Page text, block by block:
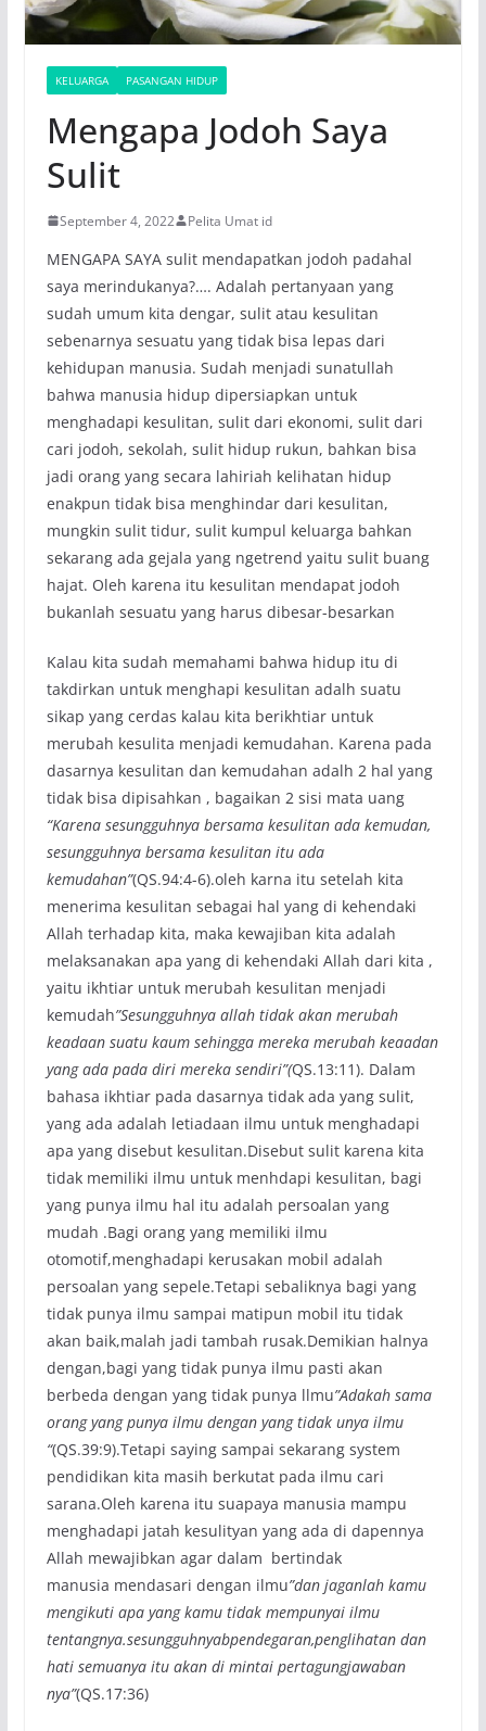
KELUARGA PASANGAN HIDUP
Mengapa Jodoh Saya
Sulit
September 4, 2022 Pelita Umat id
MENGAPA SAYA sulit mendapatkan jodoh padahal
saya merindukanya?…. Adalah pertanyaan yang
sudah umum kita dengar, sulit atau kesulitan
sebenarnya sesuatu yang tidak bisa lepas dari
kehidupan manusia. Sudah menjadi sunatullah
bahwa manusia hidup dipersiapkan untuk
menghadapi kesulitan, sulit dari ekonomi, sulit dari
cari jodoh, sekolah, sulit hidup rukun, bahkan bisa
jadi orang yang secara lahiriah kelihatan hidup
enakpun tidak bisa menghindar dari kesulitan,
mungkin sulit tidur, sulit kumpul keluarga bahkan
sekarang ada gejala yang ngetrend yaitu sulit buang
hajat. Oleh karena itu kesulitan mendapat jodoh
bukanlah sesuatu yang harus dibesar-besarkan
Kalau kita sudah memahami bahwa hidup itu di
takdirkan untuk menghapi kesulitan adalh suatu
sikap yang cerdas kalau kita berikhtiar untuk
merubah kesulita menjadi kemudahan. Karena pada
dasarnya kesulitan dan kemudahan adalh 2 hal yang
tidak bisa dipisahkan , bagaikan 2 sisi mata uang
“Karena sesungguhnya bersama kesulitan ada kemudan,
sesungguhnya bersama kesulitan itu ada
kemudahan”(QS.94:4-6).oleh karna itu setelah kita
menerima kesulitan sebagai hal yang di kehendaki
Allah terhadap kita, maka kewajiban kita adalah
melaksanakan apa yang di kehendaki Allah dari kita ,
yaitu ikhtiar untuk merubah kesulitan menjadi
kemudah”Sesungguhnya allah tidak akan merubah
keadaan suatu kaum sehingga mereka merubah keaadan
yang ada pada diri mereka sendiri”(QS.13:11). Dalam
bahasa ikhtiar pada dasarnya tidak ada yang sulit,
yang ada adalah letiadaan ilmu untuk menghadapi
apa yang disebut kesulitan.Disebut sulit karena kita
tidak memiliki ilmu untuk menhdapi kesulitan, bagi
yang punya ilmu hal itu adalah persoalan yang
mudah .Bagi orang yang memiliki ilmu
otomotif,menghadapi kerusakan mobil adalah
persoalan yang sepele.Tetapi sebaliknya bagi yang
tidak punya ilmu sampai matipun mobil itu tidak
akan baik,malah jadi tambah rusak.Demikian halnya
dengan,bagi yang tidak punya ilmu pasti akan
berbeda dengan yang tidak punya llmu”Adakah sama
orang yang punya ilmu dengan yang tidak unya ilmu
“(QS.39:9).Tetapi saying sampai sekarang system
pendidikan kita masih berkutat pada ilmu cari
sarana.Oleh karena itu suapaya manusia mampu
menghadapi jatah kesulityan yang ada di dapennya
Allah mewajibkan agar dalam bertindak
manusia mendasari dengan ilmu”dan jaganlah kamu
mengikuti apa yang kamu tidak mempunyai ilmu
tentangnya.sesungguhnyabpendegaran,penglihatan dan
hati semuanya itu akan di mintai pertagungjawaban
nya”(QS.17:36)